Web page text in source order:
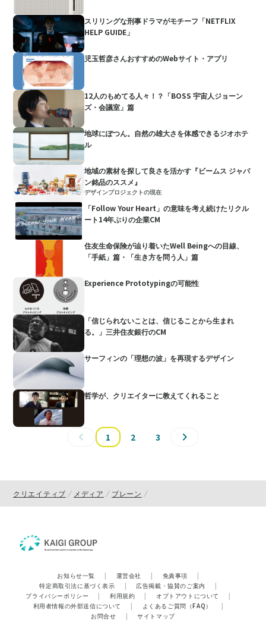
スリリングな刑事ドラマがモチーフ「NETFLIX
HELP GUIDE」
児玉哲彦さんおすすめのWebサイト・アプリ
12人のもめてる人々！？「BOSS 宇宙人ジョーン
ズ・会議室」篇
地球にぽつん。自然の雄大さを体感できるジオホテ
ル
地域の素材を探して良さを活かす『ビームス ジャパ
ン銘品のススメ』
デザインプロジェクトの現在
「Follow Your Heart」の意味を考え続けたリクル
ート14年ぶりの企業CM
住友生命保険が辿り着いたWell Beingへの目線、
「手紙」篇・「生き方を問う人」篇
Experience Prototypingの可能性
「信じられないことは、信じることから生まれ
る。」三井住友銀行のCM
サーフィンの「理想の波」を再現するデザイン
哲学が、クリエイターに教えてくれること
1 2 3
クリエイティブ メディア ブレーン
お知らせ一覧 | 運営会社 | 免責事項
|
特定商取引法に基づく表示
| 広告掲載・協賛のご案内
|
プライバシーポリシー
| 利用規約 | オプトアウトについて
|
利用者情報の外部送信について
| よくあるご質問（FAQ）
|
お問合せ
| サイトマップ